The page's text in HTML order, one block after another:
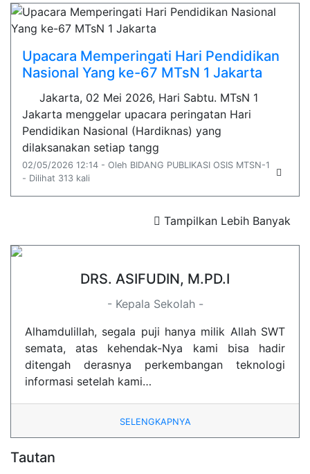
Upacara Memperingati Hari Pendidikan
Nasional Yang ke-67 MTsN 1 Jakarta
Jakarta, 02 Mei 2026, Hari Sabtu. MTsN 1
Jakarta menggelar upacara peringatan Hari
Pendidikan Nasional (Hardiknas) yang
dilaksanakan setiap tangg
02/05/2026 12:14 - Oleh BIDANG PUBLIKASI OSIS MTSN-1
- Dilihat 313 kali
Tampilkan Lebih Banyak
DRS. ASIFUDIN, M.PD.I
- Kepala Sekolah -
Alhamdulillah, segala puji hanya milik Allah SWT
semata, atas kehendak-Nya kami bisa hadir
ditengah derasnya perkembangan teknologi
informasi setelah kami…
SELENGKAPNYA
Tautan